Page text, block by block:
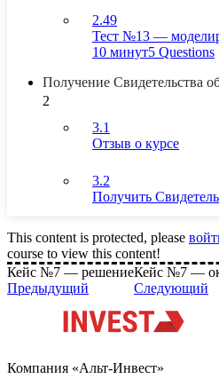
2.49
Тест №13 —
10 минут5 Questions
Получение Свидетельства
2
3.1
Отзыв о курсе
3.2
Получить
This content is protected, please
course to view this content!
Кейс №7 — решение
Предыдущий
Кейс №7 —
Следующий
Компания «Альт-Инвест»